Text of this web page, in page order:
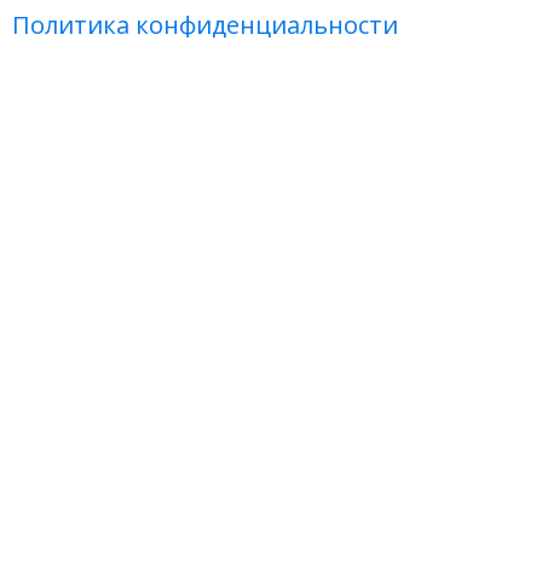
Политика конфиденциальности